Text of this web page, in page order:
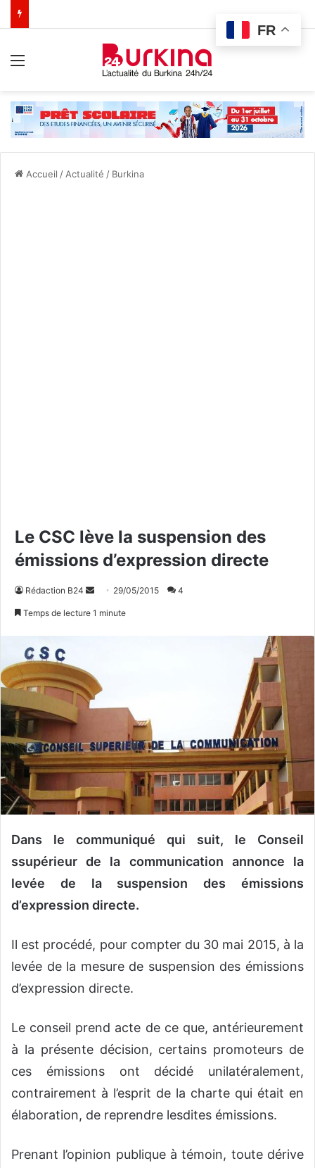
Accueil / Actualité / Burkina
Le CSC lève la suspension des
émissions d’expression directe
Rédaction B24
e
r
u
c
o
u
r
e
l
29/05/2015 4
Temps de lecture 1 minute
Dans le communiqué qui suit, le Conseil
ssupérieur de la communication annonce la
levée de la suspension des émissions
d’expression directe.
Il est procédé, pour compter du 30 mai 2015, à la
levée de la mesure de suspension des émissions
d’expression directe.
Le conseil prend acte de ce que, antérieurement
à la présente décision, certains promoteurs de
ces émissions ont décidé unilatéralement,
contrairement à l’esprit de la charte qui était en
élaboration, de reprendre lesdites émissions.
Prenant l’opinion publique à témoin, toute dérive
FR